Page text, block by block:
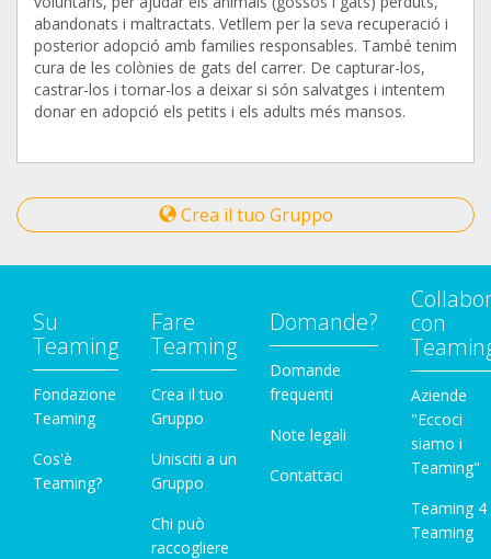
abandonats i maltractats. Vetllem per la seva recuperació i
posterior adopció amb families responsables. També tenim
cura de les colònies de gats del carrer. De capturar-los,
castrar-los i tornar-los a deixar si són salvatges i intentem
donar en adopció els petits i els adults més mansos.
Crea il tuo Gruppo
Su
Teaming
Fondazione
Teaming
Cos'è
Teaming?
Fare
Teaming
Crea il tuo
Gruppo
Unisciti a un
Gruppo
Chi può
raccogliere
Domande?
Domande
frequenti
Note legali
Contattaci
con
Aziende
"Eccoci
siamo i
Teaming"
Teaming 4
Teaming